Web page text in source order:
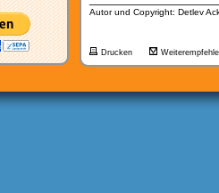
Autor und Copyright: Detlev
Drucken